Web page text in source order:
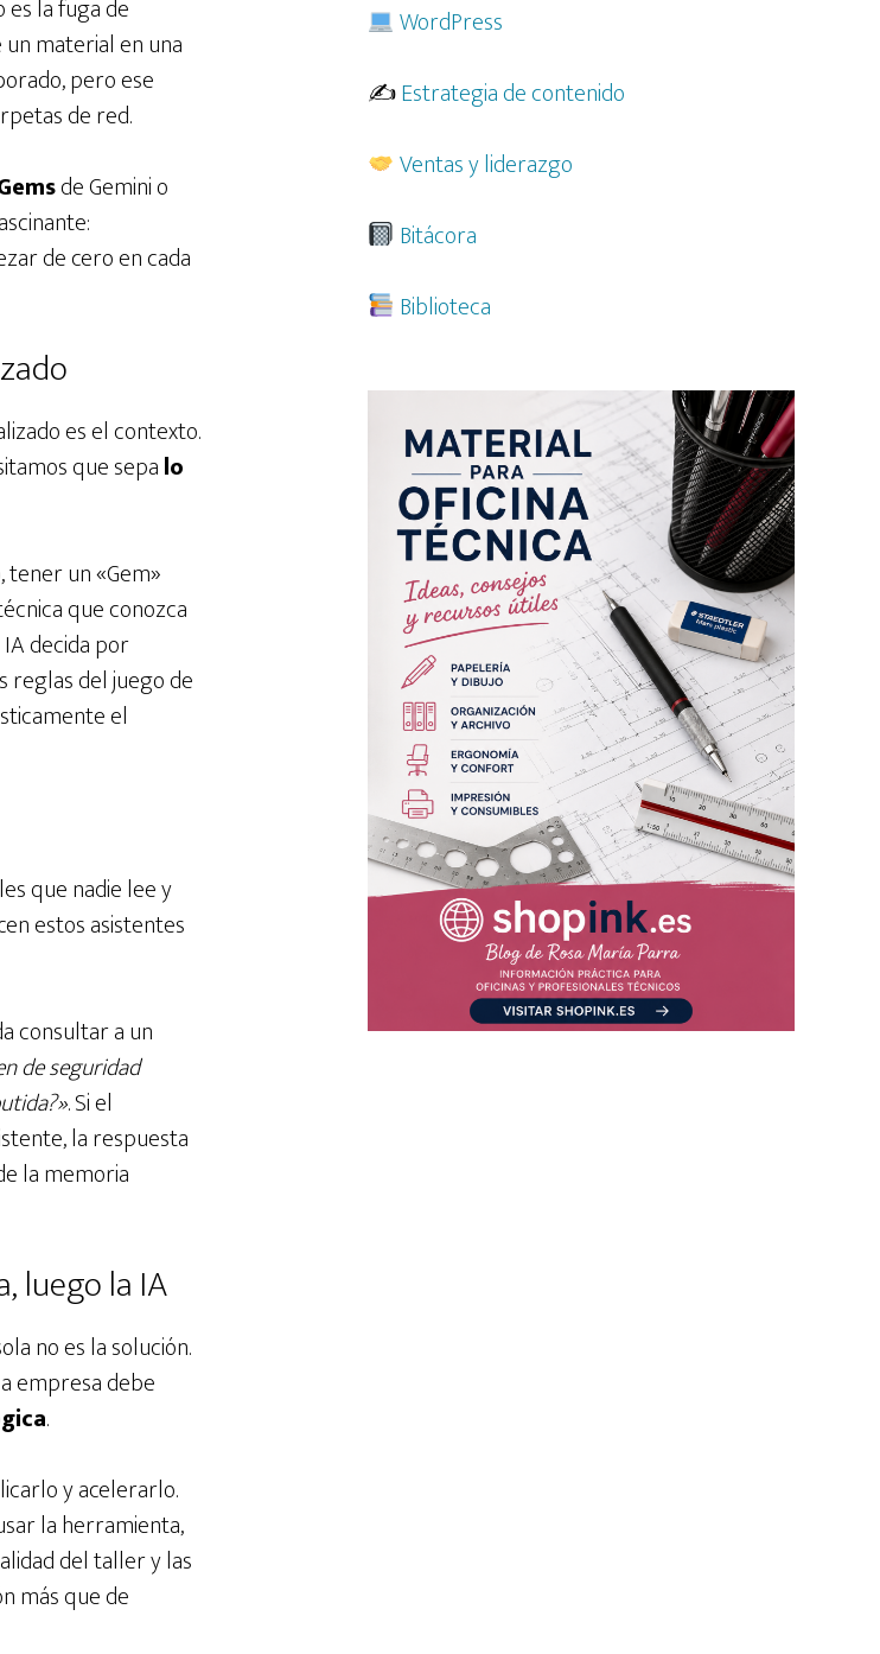
la fuga de
material en una
pero ese
de red.
de Gemini o
de cero en cada
es el contexto.
que sepalo
un «Gem»
que conozca
decida por
reglas del juego de
el
que nadie lee y
estos asistentes
consultar a un
de seguridad
. Si el
la respuesta
la memoria
luego la IA
no es la solución.
empresa debe
.
y acelerarlo.
la herramienta,
del taller y las
más que de
WordPress
✍️Estrategia de contenido
Ventas y liderazgo
Bitácora
Biblioteca